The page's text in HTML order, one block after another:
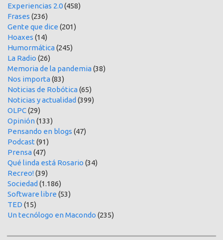
Experiencias 2.0(458)
Frases (236)
Gente que dice (201)
Hoaxes (14)
Humormática(245)
La Radio (26)
Memoria de la pandemia(38)
Nos importa(83)
Noticias de Robótica(65)
Noticias y actualidad (399)
OLPC(29)
Opinión(133)
Pensando en blogs (47)
Podcast (91)
Prensa(47)
Qué linda está Rosario (34)
Recreo!(39)
Sociedad (1.186)
Software libre (53)
TED (15)
Un tecnólogo en Macondo (235)